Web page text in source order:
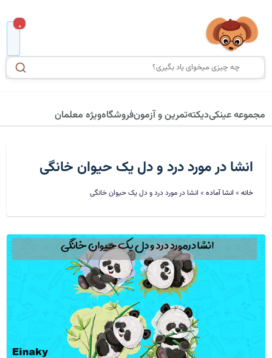
0
مجموعه عینکیدیکتهتمرین و آزمونفروشگاهویژه معلمان
انشا در مورد درد و دل یک حیوان خانگی
خانه » انشا آماده » انشا در مورد درد و دل یک حیوان خانگی